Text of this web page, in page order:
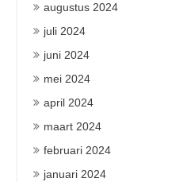
augustus 2024
juli 2024
juni 2024
mei 2024
april 2024
maart 2024
februari 2024
januari 2024